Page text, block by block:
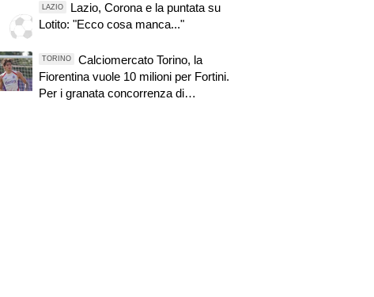
LAZIO
Lazio, Corona e la puntata su
Lotito: "Ecco cosa manca..."
TORINO
Calciomercato Torino, la
Fiorentina vuole 10 milioni per Fortini.
Per i granata concorrenza di